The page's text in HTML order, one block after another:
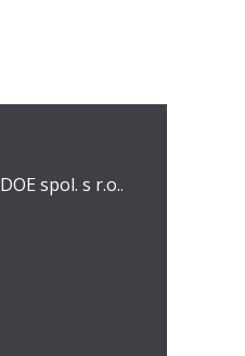
DOE spol. s r.o..